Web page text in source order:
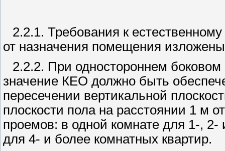
2.2.1. Требования к
от назначения помещения
2.2.2. При одностороннем
значение КЕО должно быть
пересечении вертикальной
плоскости пола на расстоянии 1 м
проемов: в одной комнате для 1-, 2-
для 4- и более комнатных квартир.